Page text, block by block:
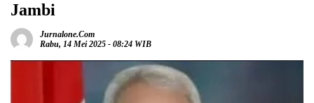
Jambi
Jurnalone.com
Rabu, 14 Mei 2025 - 08:24 WIB